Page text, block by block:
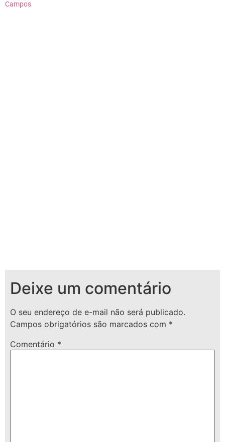
Campos
Deixe um comentário
O seu endereço de e-mail não será publicado.
Campos obrigatórios são marcados com *
Comentário *